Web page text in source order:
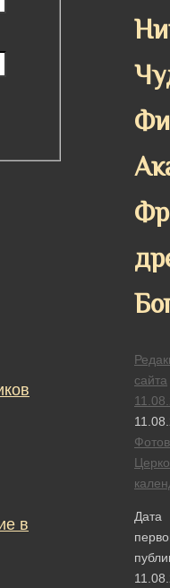
сайта
Дата
в